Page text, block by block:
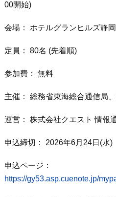
00開始)
会場： ホテルグランヒルズ静
定員： 80名 (先着順)
参加費： 無料
主催： 総務省東海総合通信局
運営： 株式会社クエスト 情報
申込締切： 2026年6月24日(水)
申込ページ：
https://gy53.asp.cuenote.jp/